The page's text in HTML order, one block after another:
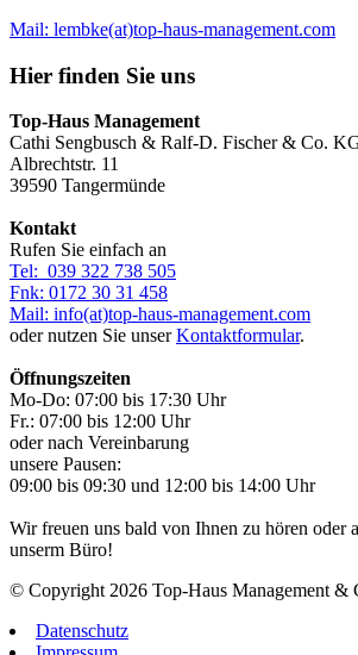
Mail: lembke(at)top-haus-management.com
Hier finden Sie uns
Top-Haus Management
Cathi Sengbusch & Ralf-D. Fischer & Co.
Albrechtstr. 11
39590 Tangermünde
Kontakt
Rufen Sie einfach an
Tel: 039 322 738 505
Fnk: 0172 30 31 458
Mail: info(at)top-haus-management.com
oder nutzen Sie unserKontaktformular.
Öffnungszeiten
Mo-Do: 07:00 bis 17:30 Uhr
Fr.: 07:00 bis 12:00 Uhr
oder nach Vereinbarung
unsere Pausen:
09:00 bis 09:30 und 12:00 bis 14:00 Uhr
Wir freuen uns bald von Ihnen zu hören oder
unserm Büro!
© Copyright 2026 Top-Haus Management &
Datenschutz